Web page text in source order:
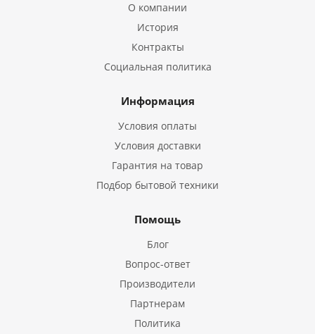
О компании
История
Контракты
Социальная политика
Информация
Условия оплаты
Условия доставки
Гарантия на товар
Подбор бытовой техники
Помощь
Блог
Вопрос-ответ
Производители
Партнерам
Политика